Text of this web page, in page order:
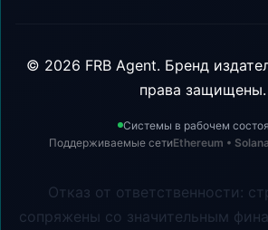
© 2026 FRB Agent. Бренд
права защищены.
Системы в рабочем
Поддерживаемые сетиEthereum •
Отказ от ответственности:
сопряжены со значительным